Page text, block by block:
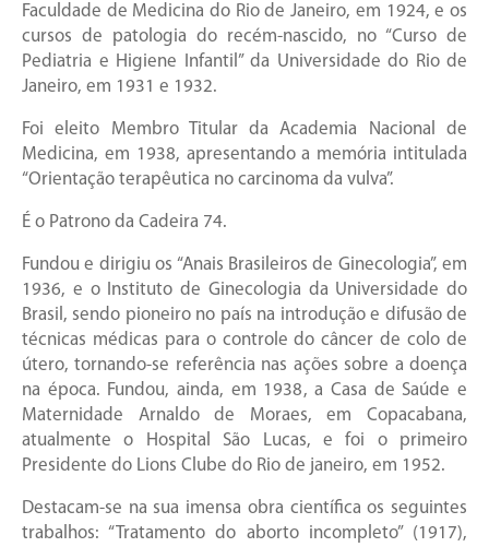
Faculdade de Medicina do Rio de Janeiro, em 1924, e os
cursos de patologia do recém-nascido, no “Curso de
Pediatria e Higiene Infantil” da Universidade do Rio de
Janeiro, em 1931 e 1932.
Foi eleito Membro Titular da Academia Nacional de
Medicina, em 1938, apresentando a memória intitulada
“Orientação terapêutica no carcinoma da vulva”.
É o Patrono da Cadeira 74.
Fundou e dirigiu os “Anais Brasileiros de Ginecologia”, em
1936, e o Instituto de Ginecologia da Universidade do
Brasil, sendo pioneiro no país na introdução e difusão de
técnicas médicas para o controle do câncer de colo de
útero, tornando-se referência nas ações sobre a doença
na época. Fundou, ainda, em 1938, a Casa de Saúde e
Maternidade Arnaldo de Moraes, em Copacabana,
atualmente o Hospital São Lucas, e foi o primeiro
Presidente do Lions Clube do Rio de janeiro, em 1952.
Destacam-se na sua imensa obra científica os seguintes
trabalhos: “Tratamento do aborto incompleto” (1917),